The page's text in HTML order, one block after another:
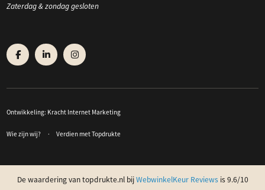
Zaterdag & zondag gesloten
Ontwikkeling: Kracht Internet Marketing
Wie zijn wij? Verdien met Topdrukte
De waardering van topdrukte.nl bijWebwinkelKeur Reviewsis 9.6/10